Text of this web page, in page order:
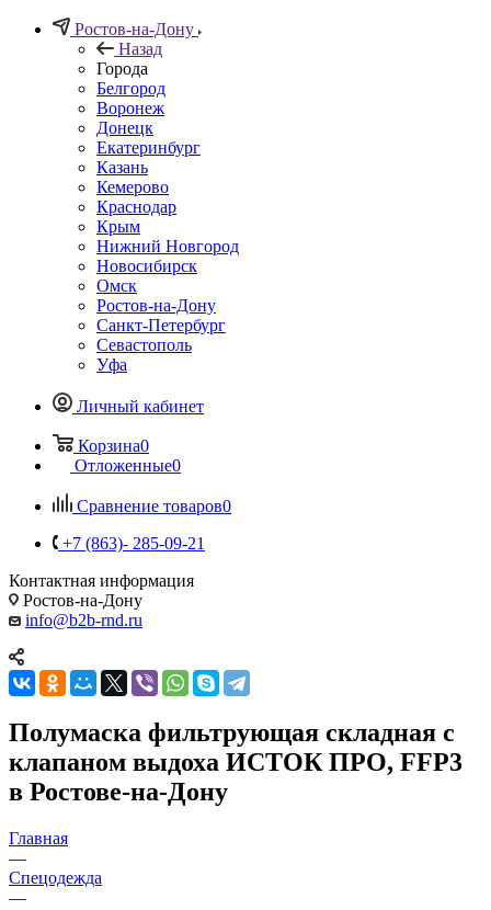
Ростов-на-Дону
Назад
Города
Белгород
Воронеж
Донецк
Екатеринбург
Казань
Кемерово
Краснодар
Крым
Нижний Новгород
Новосибирск
Омск
Ростов-на-Дону
Санкт-Петербург
Севастополь
Уфа
Личный кабинет
Корзина0
Отложенные0
Сравнение товаров0
+7 (863)- 285-09-21
Контактная информация
Ростов-на-Дону
info@b2b-rnd.ru
Полумаска фильтрующая складная с
клапаном выдоха ИСТОК ПРО, FFP3
в Ростове-на-Дону
Главная
—
Спецодежда
—